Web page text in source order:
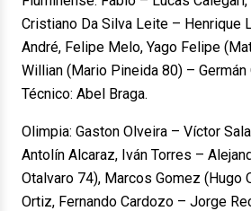
Cristiano Da Silva Leite – Henrique
André, Felipe Melo, Yago Felipe
Willian (Mario Pineida 80) – Germán
Técnico: Abel Braga.
Olimpia: Gaston Olveira – Víctor
Antolín Alcaraz, Iván Torres –
Otalvaro 74), Marcos Gomez (Hugo
Ortiz, Fernando Cardozo – Jorge